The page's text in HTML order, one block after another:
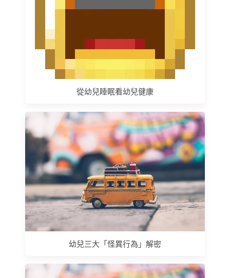
從幼兒睡眠看幼兒健康
幼兒三大「怪異行為」解密